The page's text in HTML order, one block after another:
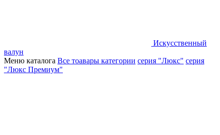
Искусственный
валун
Меню каталога Все тоавары категории серия "Люкс" серия
"Люкс Премиум"